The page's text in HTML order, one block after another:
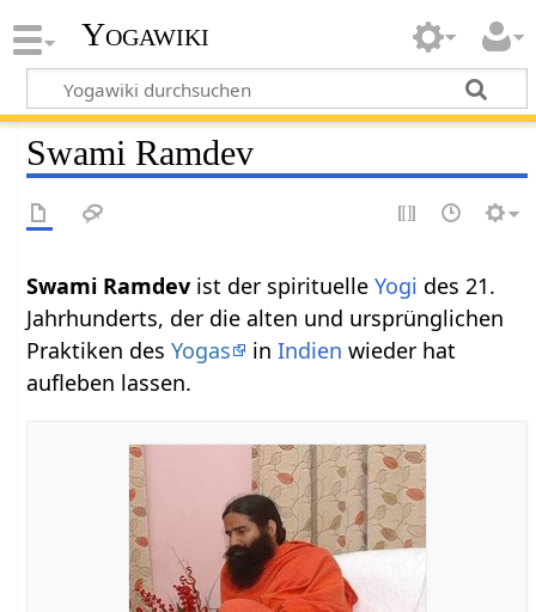
Yogawiki
Swami Ramdev
Swami Ramdev ist der spirituelleYogi des 21.
Jahrhunderts, der die alten und ursprünglichen
Praktiken desYogas inIndien wieder hat
aufleben lassen.